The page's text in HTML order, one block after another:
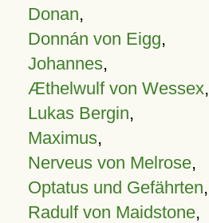
Donan,
Donnán von Eigg,
Johannes,
Æthelwulf von Wessex,
Lukas Bergin,
Maximus,
Nerveus von Melrose,
Optatus und Gefährten,
Radulf von Maidstone,